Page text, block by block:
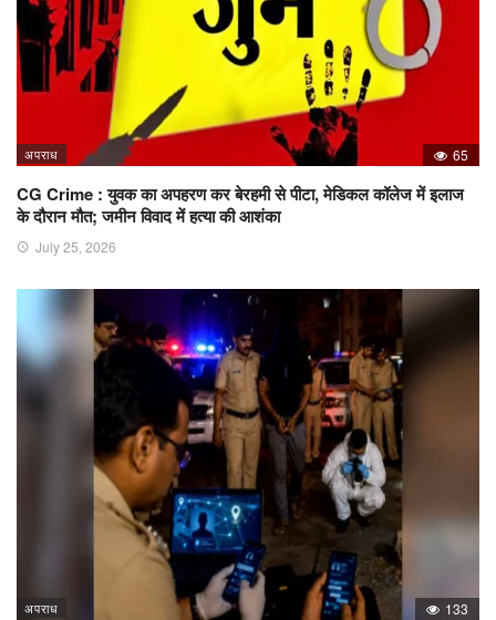
अपराध 65
CG Crime : युवक का अपहरण कर बेरहमी से पीटा, मेडिकल कॉलेज में इलाज
के दौरान मौत; जमीन विवाद में हत्या की आशंका
July 25, 2026
अपराध 133